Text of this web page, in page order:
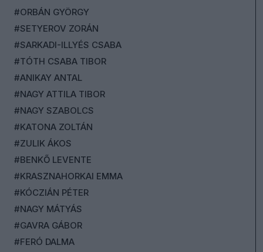
#ORBÁN GYÖRGY
#SETYEROV ZORÁN
#SARKADI-ILLYÉS CSABA
#TÓTH CSABA TIBOR
#ANIKAY ANTAL
#NAGY ATTILA TIBOR
#NAGY SZABOLCS
#KATONA ZOLTÁN
#ZULIK ÁKOS
#BENKŐ LEVENTE
#KRASZNAHORKAI EMMA
#KÓCZIÁN PÉTER
#NAGY MÁTYÁS
#GAVRA GÁBOR
#FERÓ DALMA